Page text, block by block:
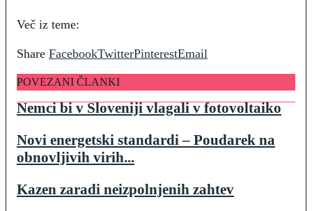
Več iz teme:
Share FacebookTwitterPinterestEmail
POVEZANI ČLANKI
Nemci bi v Sloveniji vlagali v fotovoltaiko
Novi energetski standardi – Poudarek na
obnovljivih virih...
Kazen zaradi neizpolnjenih zahtev